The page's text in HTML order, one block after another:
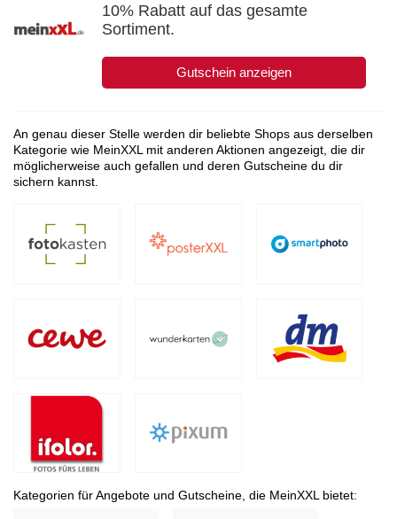
10% Rabatt auf das gesamte
Sortiment.
Gutschein anzeigen
An genau dieser Stelle werden dir beliebte Shops aus derselben
Kategorie wie MeinXXL mit anderen Aktionen angezeigt, die dir
möglicherweise auch gefallen und deren Gutscheine du dir
sichern kannst.
Kategorien für Angebote und Gutscheine, die MeinXXL bietet: